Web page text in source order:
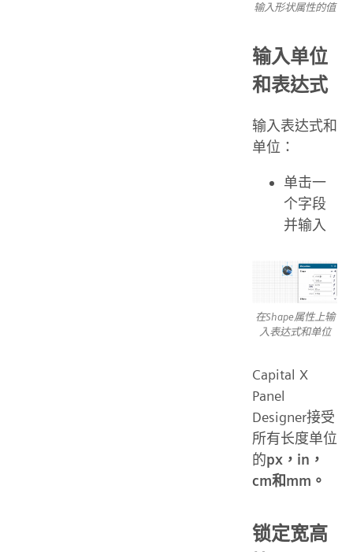
输入形状属性的值
输入单位
和表达式
输入表达式和
单位：
单击一
个字段
并输入
在Shape属性上输
入表达式和单位
Capital X
Panel
Designer接受
所有长度单位
的px，in，
cm和mm。
锁定宽高